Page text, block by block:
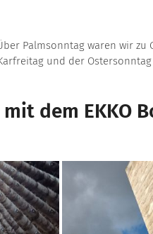
Palmsonntag waren wir
und der
dem EKKO